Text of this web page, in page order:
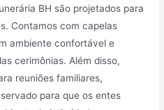
BH são projetados para
Contamos com capelas
ambiente confortável e
cerimônias. Além disso,
reuniões familiares,
para que os entes